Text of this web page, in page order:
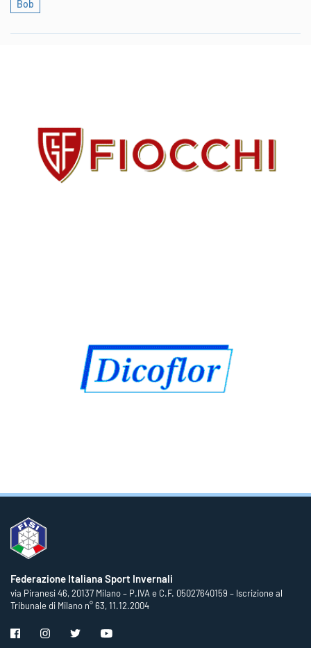
Bob
Federazione Italiana Sport Invernali
via Piranesi 46, 20137 Milano – P.IVA e C.F. 05027640159 – Iscrizione al
Tribunale di Milano n° 63, 11.12.2004